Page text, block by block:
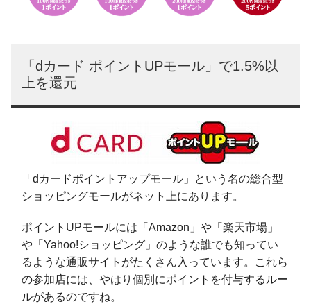
「dカード ポイントUPモール」で1.5%以
上を還元
「dカードポイントアップモール」という名の総合型
ショッピングモールがネット上にあります。
ポイントUPモールには「Amazon」や「楽天市場」
や「Yahoo!ショッピング」のような誰でも知ってい
るような通販サイトがたくさん入っています。これら
の参加店には、やはり個別にポイントを付与するルー
ルがあるのですね。